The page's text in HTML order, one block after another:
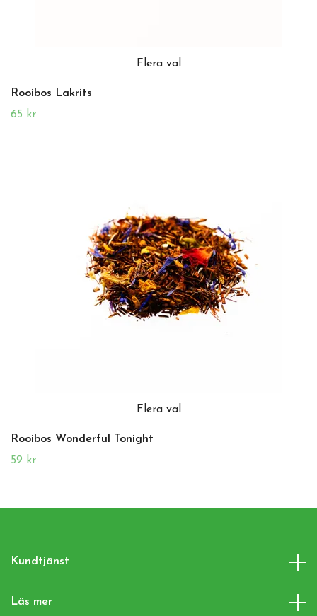
Flera val
Rooibos Lakrits
65 kr
Flera val
Rooibos Wonderful Tonight
59 kr
Kundtjänst
Läs mer